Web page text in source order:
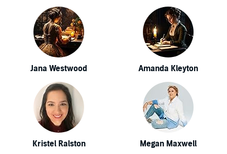
Jana Westwood Amanda Kleyton
Kristel Ralston Megan Maxwell